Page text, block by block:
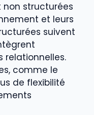
non structurées
et leurs
suivent
relationnelles.
comme le
de flexibilité